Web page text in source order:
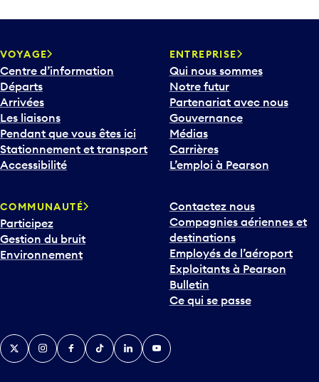
VOYAGE
Centre d’information
Départs
Arrivées
Les liaisons
Pendant que vous êtes ici
Stationnement et transport
Accessibilité
ENTREPRISE
Qui nous sommes
Notre futur
Partenariat avec nous
Gouvernance
Médias
Carrières
L’emploi à Pearson
COMMUNAUTÉ
Participez
Gestion du bruit
Environnement
Contactez nous
Compagnies aériennes et
destinations
Employés de l’aéroport
Exploitants à Pearson
Bulletin
Ce qui se passe
TwitterInstagramFacebook
TikTokLinkedInYouTube